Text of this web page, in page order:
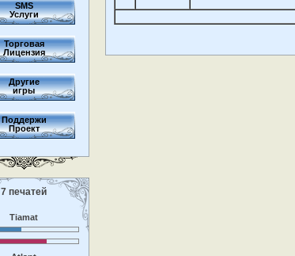
SMS
Услуги
Торговая
Лицензия
Другие
игры
Поддержи
Проект
7 печатей
Tiamat